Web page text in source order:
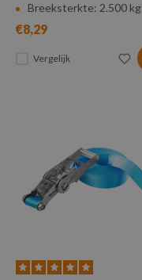
Breeksterkte: 2.500 kg
€8,29
Vergelijk